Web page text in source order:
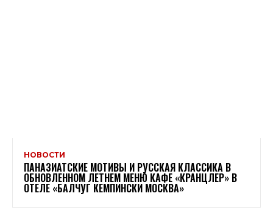
НОВОСТИ
ПАНАЗИАТСКИЕ МОТИВЫ И РУССКАЯ КЛАССИКА В
ОБНОВЛЕННОМ ЛЕТНЕМ МЕНЮ КАФЕ «КРАНЦЛЕР» В
ОТЕЛЕ «БАЛЧУГ КЕМПИНСКИ МОСКВА»